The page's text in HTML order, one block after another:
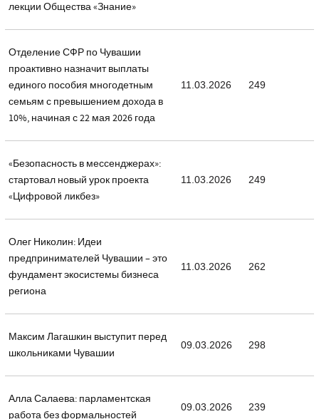
лекции Общества «Знание»
Отделение СФР по Чувашии
проактивно назначит выплаты
единого пособия многодетным
семьям с превышением дохода в
10%, начиная с 22 мая 2026 года
11.03.2026 249
«Безопасность в мессенджерах»:
стартовал новый урок проекта
«Цифровой ликбез»
11.03.2026 249
Олег Николин: Идеи
предпринимателей Чувашии – это
фундамент экосистемы бизнеса
региона
11.03.2026 262
Максим Лагашкин выступит перед
школьниками Чувашии
09.03.2026 298
Алла Салаева: парламентская
работа без формальностей
09.03.2026 239